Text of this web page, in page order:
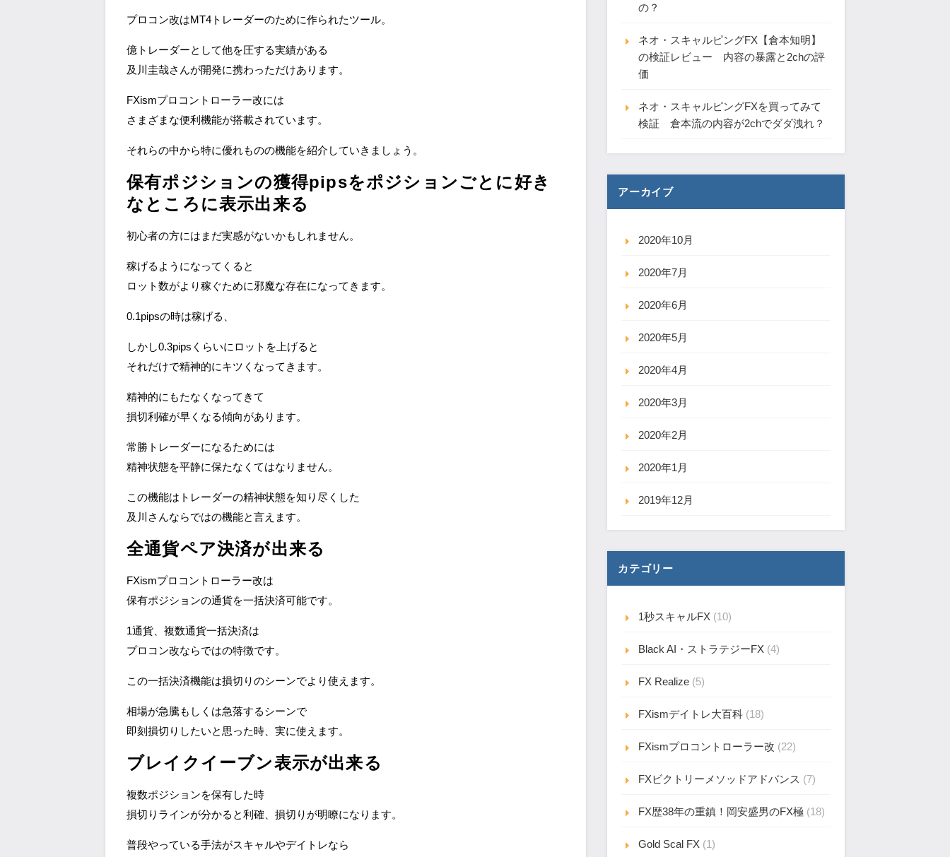
プロコン改はMT4トレーダーのために作られたツール。
億トレーダーとして他を圧する実績がある
及川圭哉さんが開発に携わっただけあります。
FXismプロコントローラー改には
さまざまな便利機能が搭載されています。
それらの中から特に優れものの機能を紹介していきましょう。
保有ポジションの獲得pipsをポジションごとに好き
なところに表示出来る
初心者の方にはまだ実感がないかもしれません。
稼げるようになってくると
ロット数がより稼ぐために邪魔な存在になってきます。
0.1pipsの時は稼げる、
しかし0.3pipsくらいにロットを上げると
それだけで精神的にキツくなってきます。
精神的にもたなくなってきて
損切利確が早くなる傾向があります。
常勝トレーダーになるためには
精神状態を平静に保たなくてはなりません。
この機能はトレーダーの精神状態を知り尽くした
及川さんならではの機能と言えます。
全通貨ペア決済が出来る
FXismプロコントローラー改は
保有ポジションの通貨を一括決済可能です。
1通貨、複数通貨一括決済は
プロコン改ならではの特徴です。
この一括決済機能は損切りのシーンでより使えます。
相場が急騰もしくは急落するシーンで
即刻損切りしたいと思った時、実に使えます。
ブレイクイーブン表示が出来る
複数ポジションを保有した時
損切りラインが分かると利確、損切りが明瞭になります。
普段やっている手法がスキャルやデイトレなら
の？
ネオ・スキャルピングFX【倉本知明】
の検証レビュー 内容の暴露と2chの評
価
ネオ・スキャルピングFXを買ってみて
検証 倉本流の内容が2chでダダ洩れ？
アーカイブ
2020年10月
2020年7月
2020年6月
2020年5月
2020年4月
2020年3月
2020年2月
2020年1月
2019年12月
カテゴリー
1秒スキャルFX (10)
Black AI・ストラテジーFX (4)
FX Realize (5)
FXismデイトレ大百科 (18)
FXismプロコントローラー改 (22)
FXビクトリーメソッドアドバンス (7)
FX歴38年の重鎮！岡安盛男のFX極 (18)
Gold Scal FX (1)